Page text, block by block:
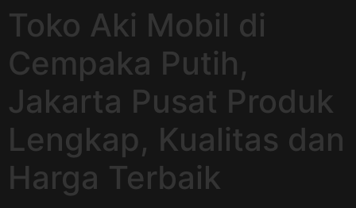
Toko Aki Mobil di
Cempaka Putih,
Jakarta Pusat Produk
Lengkap, Kualitas dan
Harga Terbaik